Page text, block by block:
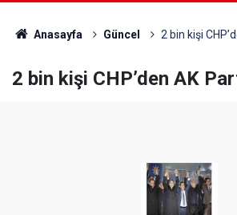
Anasayfa Güncel 2 bin kişi
2 bin kişi CHP’den AK